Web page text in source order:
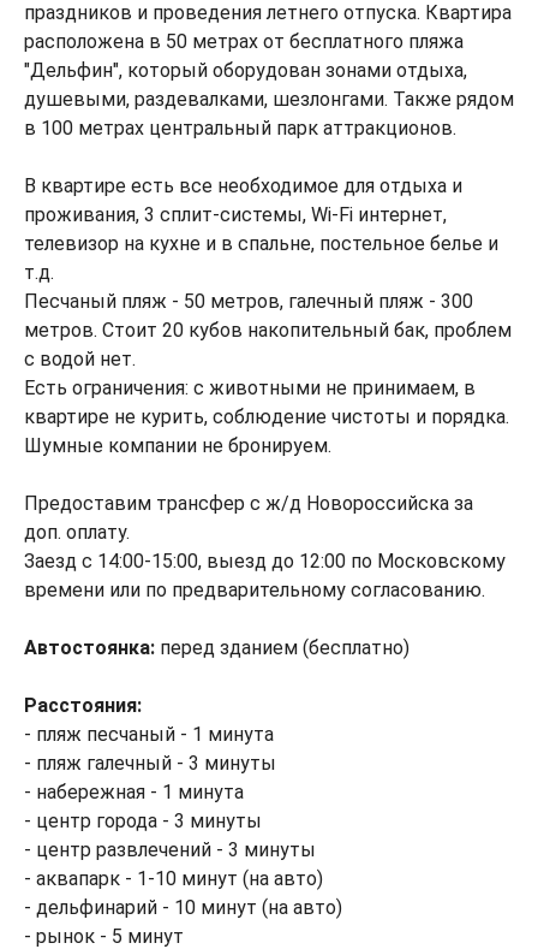
праздников и проведения летнего отпуска. Квартира
расположена в 50 метрах от бесплатного пляжа
"Дельфин", который оборудован зонами отдыха,
душевыми, раздевалками, шезлонгами. Также рядом
в 100 метрах центральный парк аттракционов.
В квартире есть все необходимое для отдыха и
проживания, 3 сплит-системы, Wi-Fi интернет,
телевизор на кухне и в спальне, постельное белье и
т.д.
Песчаный пляж - 50 метров, галечный пляж - 300
метров. Стоит 20 кубов накопительный бак, проблем
с водой нет.
Есть ограничения: с животными не принимаем, в
квартире не курить, соблюдение чистоты и порядка.
Шумные компании не бронируем.
Предоставим трансфер с ж/д Новороссийска за
доп. оплату.
Заезд с 14:00-15:00, выезд до 12:00 по Московскому
времени или по предварительному согласованию.
Автостоянка: перед зданием (бесплатно)
Расстояния:
- пляж песчаный - 1 минута
- пляж галечный - 3 минуты
- набережная - 1 минута
- центр города - 3 минуты
- центр развлечений - 3 минуты
- аквапарк - 1-10 минут (на авто)
- дельфинарий - 10 минут (на авто)
- рынок - 5 минут